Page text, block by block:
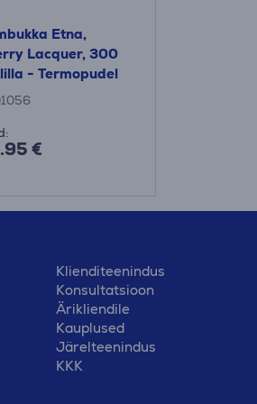
Etna,
Lacquer, 300
- Termopudel
€
Klienditeenindus
Konsultatsioon
Ärikliendile
Kauplused
Järelteenindus
KKK